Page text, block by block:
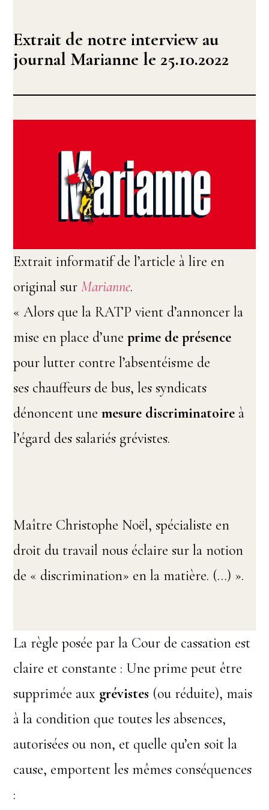
Extrait de notre interview au
journal Marianne le 25.10.2022
Extrait informatif de l’article à lire en
original surMarianne.
« Alors que la RATP vient d’annoncer la
mise en place d’uneprime de présence
pour lutter contre l’absentéisme de
ses chauffeurs de bus, les syndicats
dénoncent unemesure discriminatoire à
l’égard des salariés grévistes.
Maître Christophe Noël, spécialiste en
droit du travail nous éclaire sur la notion
de « discrimination» en la matière. (…) ».
La règle posée par la Cour de cassation est
claire et constante : Une prime peut être
supprimée aux grévistes (ou réduite), mais
à la condition que toutes les absences,
autorisées ou non, et quelle qu’en soit la
cause, emportent les mêmes conséquences
: